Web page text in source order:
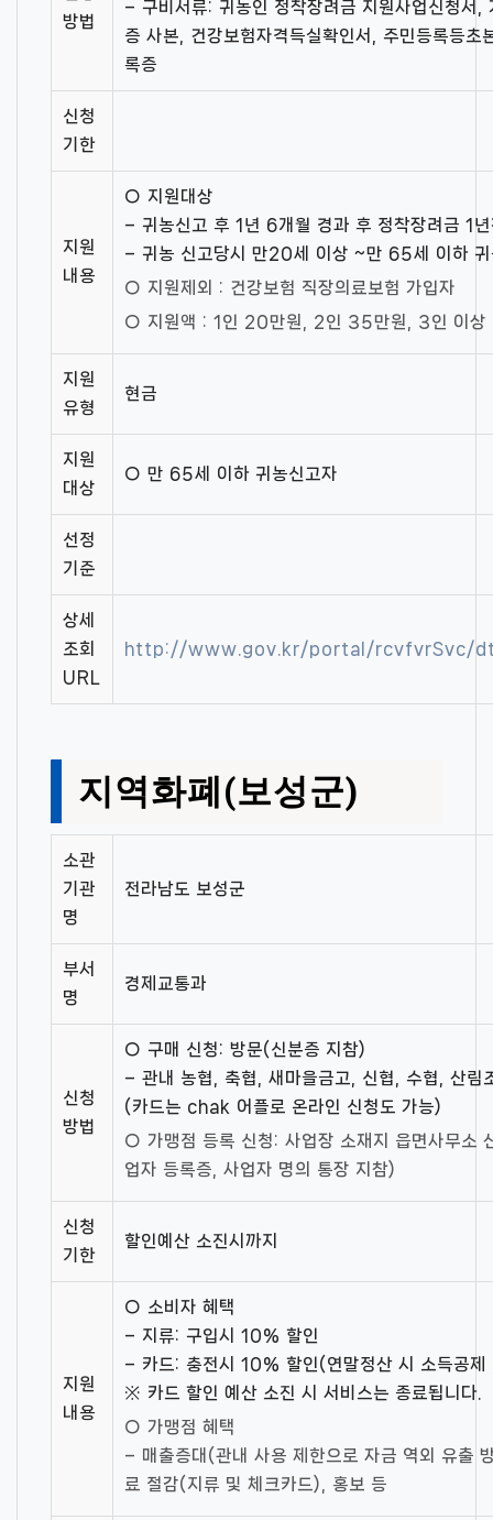
방법
– 구비서류: 귀농인 정착장려금 지원사업신청서,
증 사본, 건강보험자격득실확인서, 주민등록등초
록증
신청
기한
지원
내용
○ 지원대상
– 귀농신고 후 1년 6개월 경과 후 정착장려금 1
– 귀농 신고당시 만20세 이상 ~만 65세 이하 귀
○ 지원제외 : 건강보험 직장의료보험 가입자
○ 지원액 : 1인 20만원, 2인 35만원, 3인 이상
지원
유형
현금
지원
대상
○ 만 65세 이하 귀농신고자
선정
기준
상세
조회
URL
http://www.gov.kr/portal/rcvfvrSvc/
지역화폐(보성군)
소관
기관
명
전라남도 보성군
부서
명
경제교통과
신청
방법
○ 구매 신청: 방문(신분증 지참)
– 관내 농협, 축협, 새마을금고, 신협, 수협, 산림
(카드는 chak 어플로 온라인 신청도 가능)
○ 가맹점 등록 신청: 사업장 소재지 읍면사무소
업자 등록증, 사업자 명의 통장 지참)
신청
기한
할인예산 소진시까지
지원
내용
○ 소비자 혜택
– 지류: 구입시 10% 할인
– 카드: 충전시 10% 할인(연말정산 시 소득공
※ 카드 할인 예산 소진 시 서비스는 종료됩니다.
○ 가맹점 혜택
– 매출증대(관내 사용 제한으로 자금 역외 유출
료 절감(지류 및 체크카드), 홍보 등